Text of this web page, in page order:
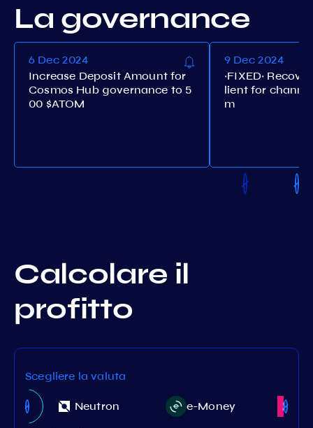
La governance
6 Dec 2024
Increase Deposit Amount for
Cosmos Hub governance to 5
00 $ATOM
9 Dec 2024
~FIXED~
lient for
m
Calcolare il
profitto
Scegliere la valuta
Neutron e-Money